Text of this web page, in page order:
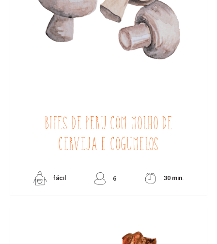
BIFES DE PERU COM MOLHO DE
CERVEJA E COGUMELOS
fácil 6 30 min.